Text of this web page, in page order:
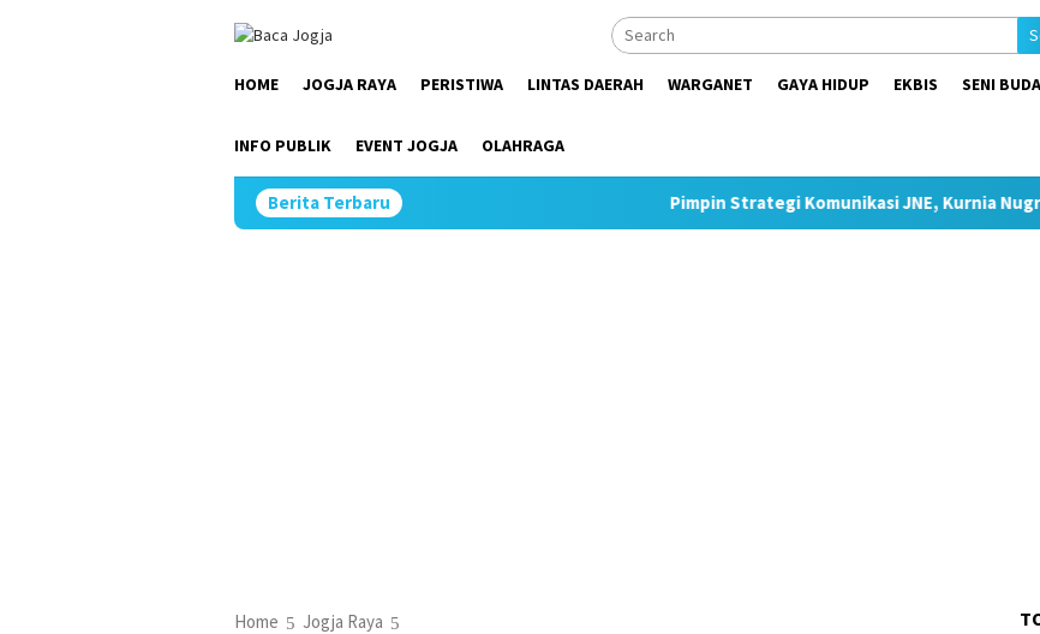
HOME JOGJA RAYA PERISTIWA LINTAS DAERAH WARGANET GAYA HIDUP EKBIS SENI
INFO PUBLIK EVENT JOGJA OLAHRAGA
Berita Terbaru Pimpin Strategi Komunikasi JNE, Kurnia Nugraha Sabet
Home Jogja Raya